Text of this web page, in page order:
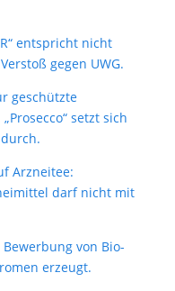
entspricht nicht
gegen UWG.
geschützte
setzt sich
Arzneitee:
darf nicht mit
von Bio-
erzeugt.